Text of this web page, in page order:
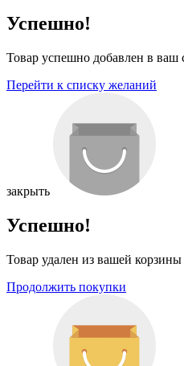
Успешно!
Товар успешно добавлен в ваш
Перейти к списку желаний
закрыть
Успешно!
Товар удален из вашей корзины
Продолжить покупки